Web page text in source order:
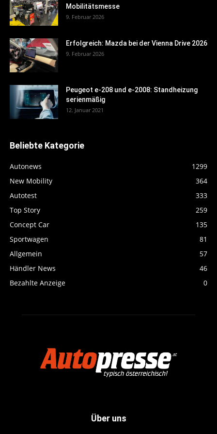
Mobilitätsmesse
9. Februar 2026
Erfolgreich: Mazda bei der Vienna Drive 2026
9. Februar 2026
Peugeot e-208 und e-2008: Standheizung
serienmäßig
12. Januar 2021
Beliebte Kategorie
Autonews
1299
New Mobility
364
Autotest
333
Top Story
259
Concept Car
135
Sportwagen
81
Allgemein
57
Händler News
46
Bezahlte Anzeige
0
Über uns